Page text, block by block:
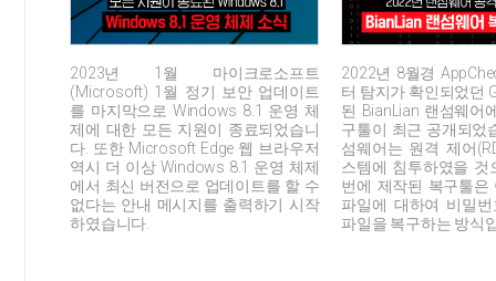
2023년 1월 마이크로소프트
(Microsoft) 1월 정기 보안 업데이트
를 마지막으로 Windows 8.1 운영 체
제에 대한 모든 지원이 종료되었습니
다. 또한 Microsoft Edge 웹 브라우저
역시 더 이상 Windows 8.1 운영 체제
에서 최신 버전으로 업데이트를 할 수
없다는 안내 메시지를 출력하기 시작
하였습니다.
2022년 8월경
터 탐지가 확인되었던
된 BianLian 랜섬웨어
구툴이 최근 공개되었
섬웨어는 원격 제어
스템에 침투하였을 것
번에 제작된 복구툴은
파일에 대하여 비밀
파일을 복구하는 방식